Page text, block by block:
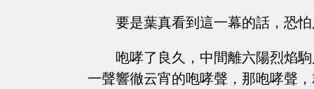
要是葉真看到這一幕的話，恐
咆哮了良久，中間離六陽烈焰
一聲響徹云宵的咆哮聲，那咆哮聲